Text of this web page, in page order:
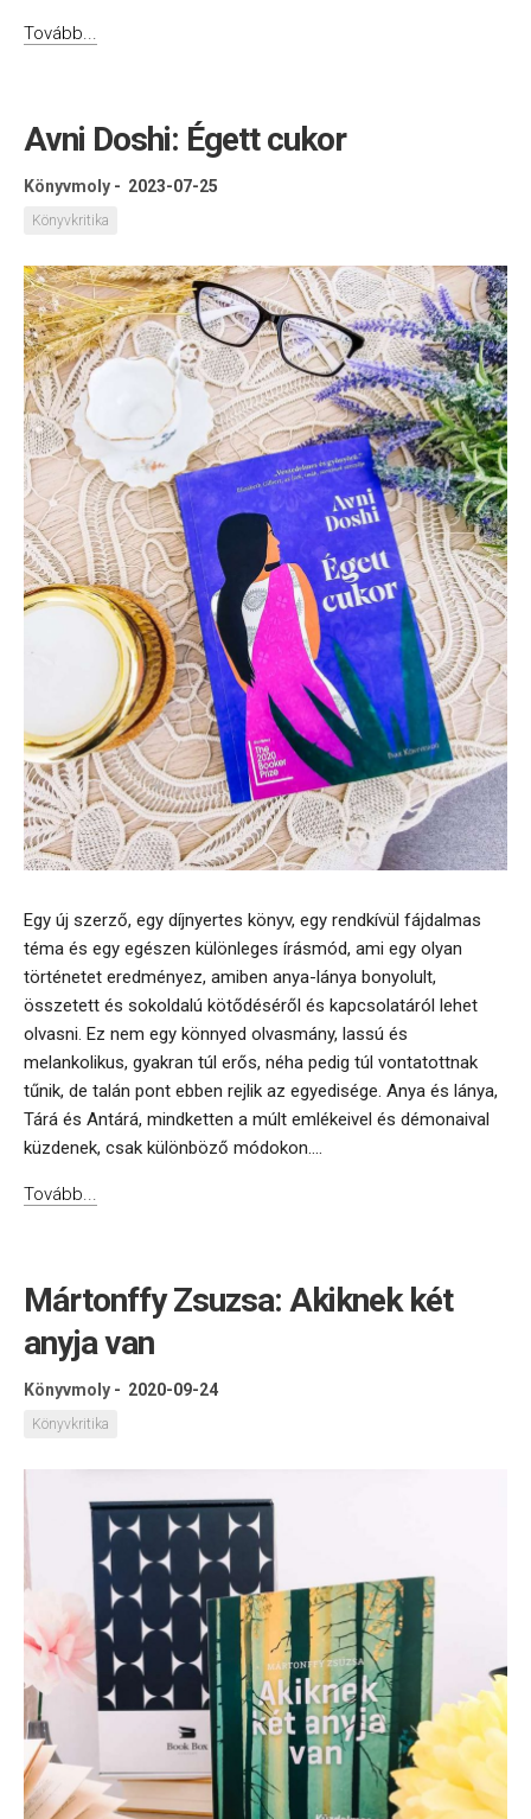
Tovább...
Avni Doshi: Égett cukor
Könyvmoly - 2023-07-25
Könyvkritika
Egy új szerző, egy díjnyertes könyv, egy rendkívül fájdalmas
téma és egy egészen különleges írásmód, ami egy olyan
történetet eredményez, amiben anya-lánya bonyolult,
összetett és sokoldalú kötődéséről és kapcsolatáról lehet
olvasni. Ez nem egy könnyed olvasmány, lassú és
melankolikus, gyakran túl erős, néha pedig túl vontatottnak
tűnik, de talán pont ebben rejlik az egyedisége. Anya és lánya,
Tárá és Antárá, mindketten a múlt emlékeivel és démonaival
küzdenek, csak különböző módokon....
Tovább...
Mártonffy Zsuzsa: Akiknek két
anyja van
Könyvmoly - 2020-09-24
Könyvkritika